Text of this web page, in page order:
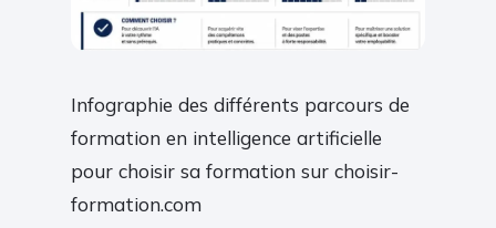
Infographie des différents parcours de
formation en intelligence artificielle
pour choisir sa formation sur choisir-
formation.com